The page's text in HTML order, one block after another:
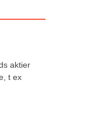
aktier
t ex